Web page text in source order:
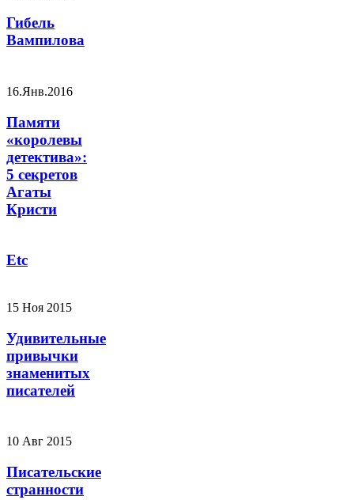
Гибель
Вампилова
16.Янв.2016
Памяти
«королевы
детектива»:
5 секретов
Агаты
Кристи
Etc
15 Ноя 2015
Удивительные
привычки
знаменитых
писателей
10 Авг 2015
Писательские
странности